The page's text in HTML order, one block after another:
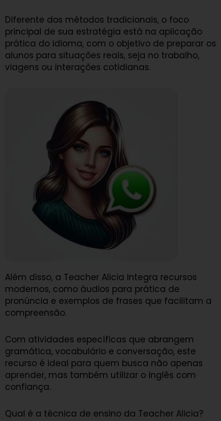
Diferente dos métodos tradicionais, o foco
principal de sua estratégia está na aplicação
prática do idioma, com o objetivo de preparar os
alunos para situações reais, seja no trabalho,
viagens ou interações cotidianas.
Além disso, a Teacher Alicia integra recursos
modernos, como áudios para prática de
pronúncia e exemplos de frases que facilitam a
compreensão.
Com atividades específicas que abrangem
gramática, vocabulário e conversação, este
recurso é ideal para quem busca não apenas
aprender, mas também utilizar o inglês com
confiança.
Qual é a técnica de ensino da Teacher Alicia?